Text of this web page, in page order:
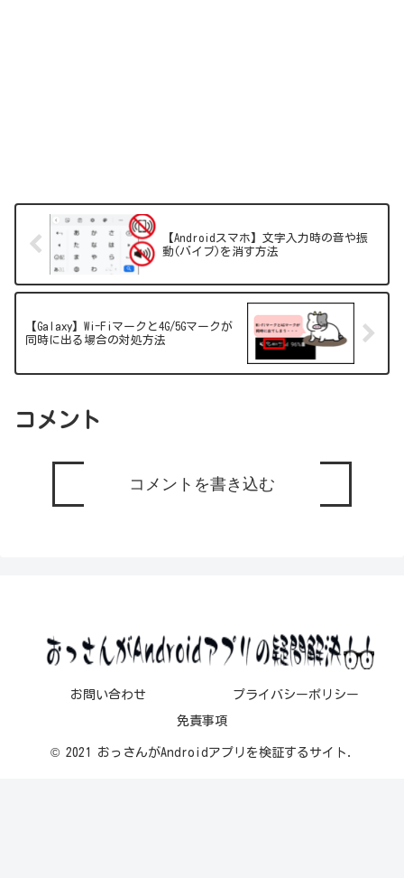
【Androidスマホ】文字入力時の音や振
動(バイブ)を消す方法
【Galaxy】Wi-Fiマークと4G/5Gマークが
同時に出る場合の対処方法
コメント
コメントを書き込む
お問い合わせ プライバシーポリシー
免責事項
© 2021 おっさんがAndroidアプリを検証するサイト.